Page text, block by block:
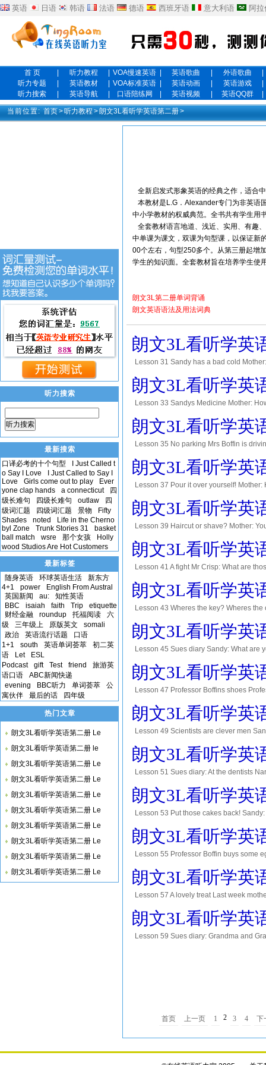
英语 日语 韩语 法语 德语 西班牙语 意大利语 阿
首 页 听力教程 VOA慢速英语 英语歌曲 外语歌曲
听力专题
英语教材 VOA标准英语 英语动画 英语游戏
听力搜索
英语导航 口语陪练网 英语视频 英语QQ群
当前位置: 首页>听力教程 >朗文3L看听学英语第二册>
全新启发式形象英语的经典之作，适合
本教材是L.G．Alexander专门为非英语
中小学教材的权威典范。全书共有学生用
全套教材语言地道、浅近、实用、有趣
中单课为课文，双课为句型课，以保证新
00个左右，句型250多个。从第三册起增
学生的知识面。全套教材旨在培养学生使
朗文3L第二册单词背诵
朗文英语语法及用法词典
朗文3L看听学英
Lesson 31 Sandy has a bad cold
朗文3L看听学英
Lesson 33 Sandys Medicine Mother:
Because
朗文3L看听学英
Lesson 35 No parking Mrs Boffin is
朗文3L看听学英
Lesson 37 Pour it over yourself!
please? Mothe
朗文3L看听学英
Lesson 39 Haircut or shave? Mother:
want to h
朗文3L看听学英
Lesson 41 A fight Mr Crisp: What are
朗文3L看听学英
Lesson 43 Wheres the key? Wheres
朗文3L看听学英
Lesson 45 Sues diary Sandy: What are
We wer
朗文3L看听学英
Lesson 47 Professor Boffins shoes
朗文3L看听学英
Lesson 49 Scientists are clever men
w
朗文3L看听学英
Lesson 51 Sues diary: At the dentists
Mother
朗文3L看听学英
Lesson 53 Put those cakes back!
朗文3L看听学英
Lesson 55 Professor Boffin buys some
any mat
朗文3L看听学英
Lesson 57 A lovely treat Last week
b
朗文3L看听学英
Lesson 59 Sues diary: Grandma and
首页 上一页 1 2 3 4 下
听力搜索
听力搜索
最新搜索
口译必考的十个句型
I Just Called t
o Say I Love
I Just Called to Say I
Love
Girls come out to play
Ever
yone clap hands
a connecticut
四
级长难句
四级长难句 outlaw
四
级词汇题
四级词汇题 景物
Fifty
Shades
noted
Life in the Cherno
byl Zone
Trunk Stories 31
basket
ball match
wsre 那个女孩
Holly
wood Studios Are Hot Customers
最新标签
随身英语
环球英语生活
新东方
4+1
power
English From Austral
英国新闻
au:
知性英语
BBC
isaiah faith Trip etiquette
korea
财经金融
roundup 托福阅读
六
级
三年级上 原版英文
somali
政治
英语流行话题
口语
1+1
south 英语单词荟萃
初二英
语
Let
ESL
Podcast
gift Test friend
旅游英
语口语
ABC新闻快递
evening
BBC听力 单词荟萃
公
寓伙伴
最后的话 四年级
热门文章
朗文3L看听学英语第二册 Le
朗文3L看听学英语第二册 le
朗文3L看听学英语第二册 Le
朗文3L看听学英语第二册 Le
朗文3L看听学英语第二册 Le
朗文3L看听学英语第二册 Le
朗文3L看听学英语第二册 Le
朗文3L看听学英语第二册 Le
朗文3L看听学英语第二册 Le
朗文3L看听学英语第二册 Le